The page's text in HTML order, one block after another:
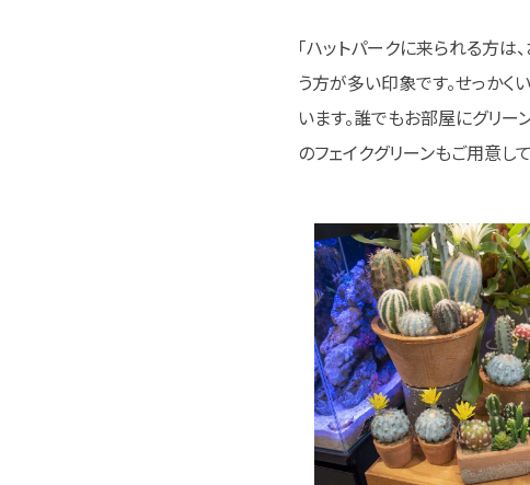
「ハットパークに来られる方
う方が多い印象です。せっかく
います。誰でもお部屋にグリー
のフェイクグリーンもご用意して